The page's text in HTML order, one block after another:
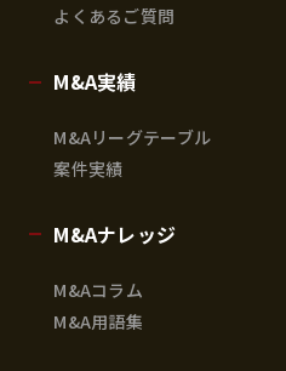
よくあるご質問
M&A実績
M&Aリーグテーブル
案件実績
M&Aナレッジ
M&Aコラム
M&A用語集